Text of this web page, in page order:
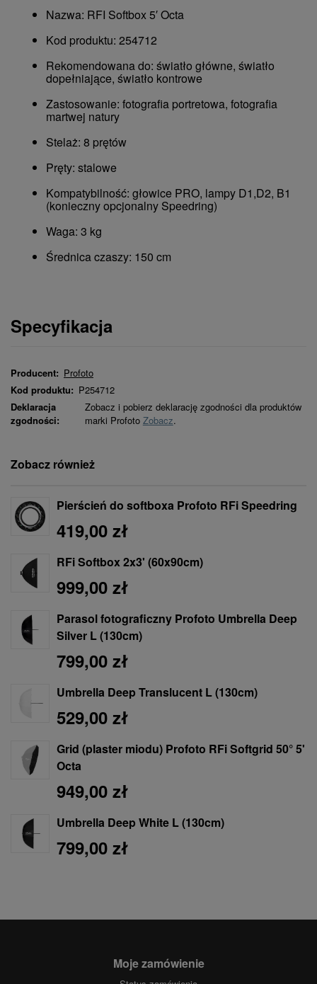
Nazwa: RFI Softbox 5′ Octa
Kod produktu: 254712
Rekomendowana do: światło główne, światło
dopełniające, światło kontrowe
Zastosowanie: fotografia portretowa, fotografia
martwej natury
Stelaż: 8 prętów
Pręty: stalowe
Kompatybilność: głowice PRO, lampy D1,D2, B1
(konieczny opcjonalny Speedring)
Waga: 3 kg
Średnica czaszy: 150 cm
Specyfikacja
Producent: Profoto
Kod produktu: P254712
Deklaracja
zgodności:
Zobacz i pobierz deklarację zgodności dla produktów
marki Profoto Zobacz.
Zobacz również
Pierścień do softboxa Profoto RFi Speedring
419,00 zł
RFi Softbox 2x3' (60x90cm)
999,00 zł
Parasol fotograficzny Profoto Umbrella Deep
Silver L (130cm)
799,00 zł
Umbrella Deep Translucent L (130cm)
529,00 zł
Grid (plaster miodu) Profoto RFi Softgrid 50° 5'
Octa
949,00 zł
Umbrella Deep White L (130cm)
799,00 zł
Moje zamówienie